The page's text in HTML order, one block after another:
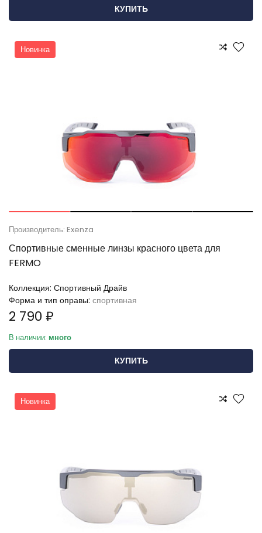
КУПИТЬ
Новинка
Производитель: Exenza
Спортивные сменные линзы красного цвета для
FERMO
Коллекция: Спортивный Драйв
Форма и тип оправы: спортивная
2 790 ₽
В наличии: много
КУПИТЬ
Новинка